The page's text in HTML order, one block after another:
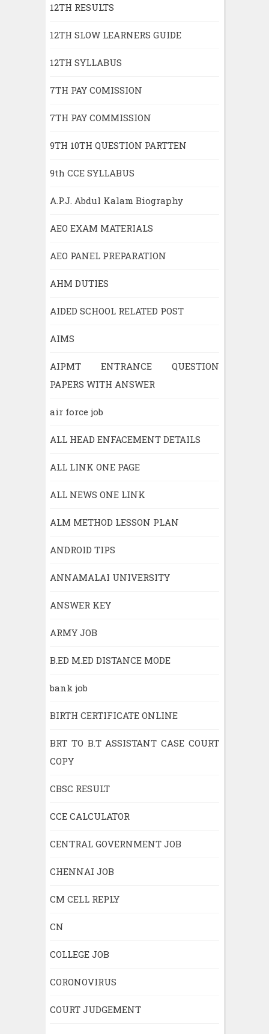
12TH RESULTS
12TH SLOW LEARNERS GUIDE
12TH SYLLABUS
7TH PAY COMISSION
7TH PAY COMMISSION
9TH 10TH QUESTION PARTTEN
9th CCE SYLLABUS
A.P.J. Abdul Kalam Biography
AEO EXAM MATERIALS
AEO PANEL PREPARATION
AHM DUTIES
AIDED SCHOOL RELATED POST
AIMS
AIPMT ENTRANCE QUESTION
PAPERS WITH ANSWER
air force job
ALL HEAD ENFACEMENT DETAILS
ALL LINK ONE PAGE
ALL NEWS ONE LINK
ALM METHOD LESSON PLAN
ANDROID TIPS
ANNAMALAI UNIVERSITY
ANSWER KEY
ARMY JOB
B.ED M.ED DISTANCE MODE
bank job
BIRTH CERTIFICATE ONLINE
BRT TO B.T ASSISTANT CASE COURT
COPY
CBSC RESULT
CCE CALCULATOR
CENTRAL GOVERNMENT JOB
CHENNAI JOB
CM CELL REPLY
CN
COLLEGE JOB
CORONOVIRUS
COURT JUDGEMENT